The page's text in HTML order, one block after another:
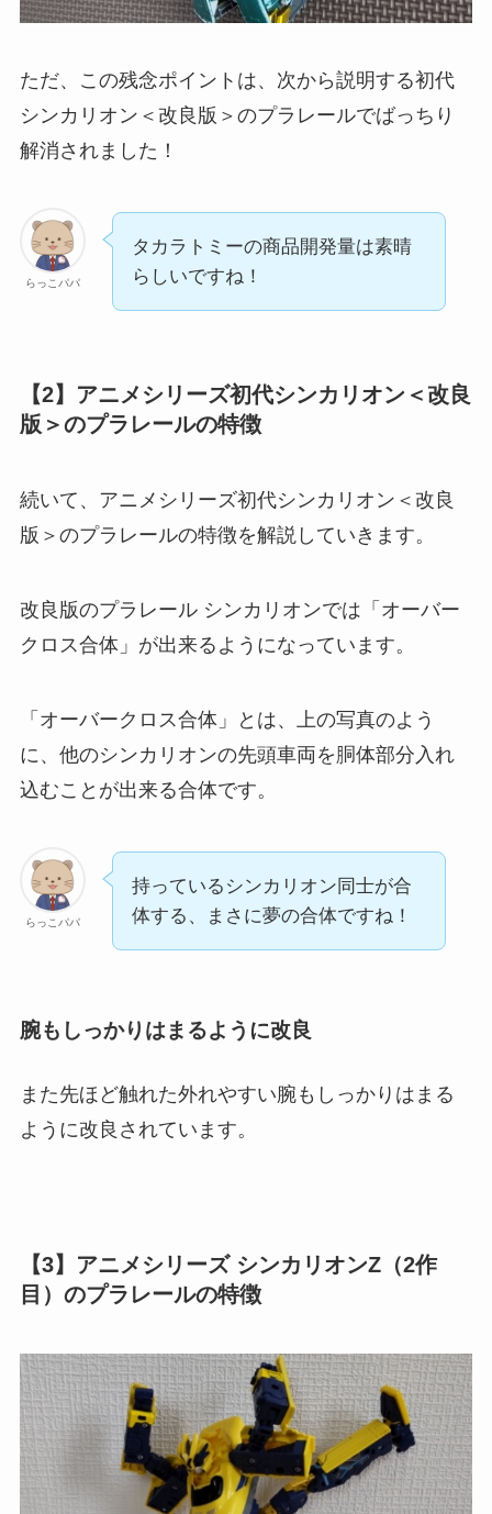
ただ、この残念ポイントは、次から説明する初代
シンカリオン＜改良版＞のプラレールでばっちり
解消されました！
らっこパパ
タカラトミーの商品開発量は素晴
らしいですね！
【2】アニメシリーズ初代シンカリオン＜改良
版＞のプラレールの特徴
続いて、アニメシリーズ初代シンカリオン＜改良
版＞のプラレールの特徴を解説していきます。
改良版のプラレール シンカリオンでは「オーバー
クロス合体」が出来るようになっています。
「オーバークロス合体」とは、上の写真のよう
に、他のシンカリオンの先頭車両を胴体部分入れ
込むことが出来る合体です。
らっこパパ
持っているシンカリオン同士が合
体する、まさに夢の合体ですね！
腕もしっかりはまるように改良
また先ほど触れた外れやすい腕もしっかりはまる
ように改良されています。
【3】アニメシリーズ シンカリオンZ（2作
目）のプラレールの特徴